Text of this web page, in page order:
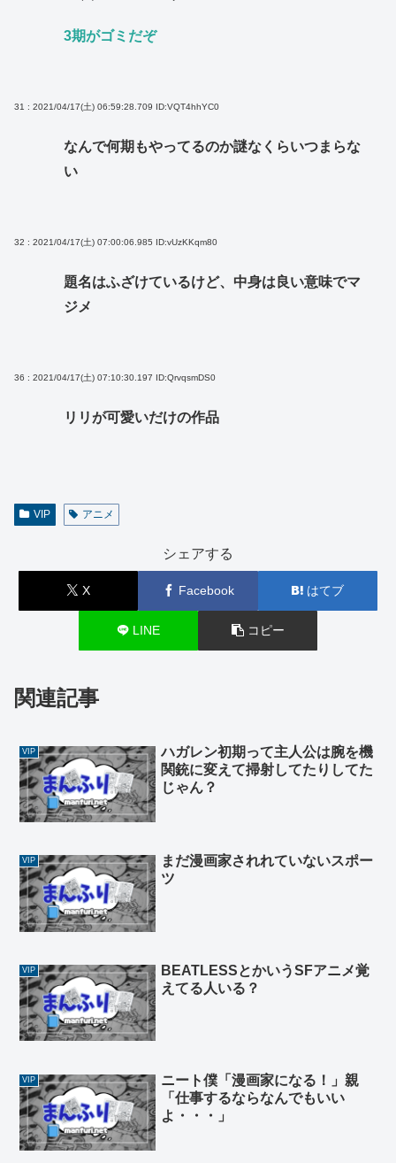
3期がゴミだぞ
31 : 2021/04/17(土) 06:59:28.709 ID:VQT4hhYC0
なんで何期もやってるのか謎なくらいつまらな
い
32 : 2021/04/17(土) 07:00:06.985 ID:vUzKKqm80
題名はふざけているけど、中身は良い意味でマ
ジメ
36 : 2021/04/17(土) 07:10:30.197 ID:QrvqsmDS0
リリが可愛いだけの作品
VIP アニメ
シェアする
X Facebook はてブ
LINE コピー
関連記事
VIP
ハガレン初期って主人公は腕を機
関銃に変えて掃射してたりしてた
じゃん？
VIP
まだ漫画家されれていないスポー
ツ
VIP
BEATLESSとかいうSFアニメ覚
えてる人いる？
VIP
ニート僕「漫画家になる！」親
「仕事するならなんでもいい
よ・・・」